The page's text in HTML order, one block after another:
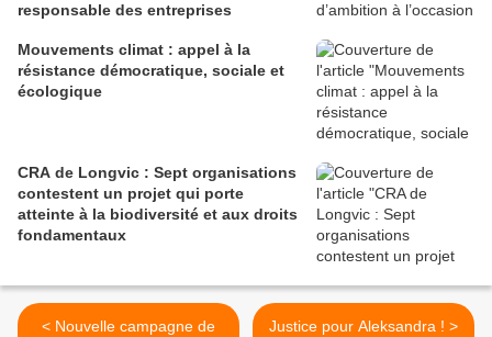
responsable des entreprises
Mouvements climat : appel à la
résistance démocratique, sociale et
écologique
CRA de Longvic : Sept organisations
contestent un projet qui porte
atteinte à la biodiversité et aux droits
fondamentaux
< Nouvelle campagne de
Justice pour Aleksandra ! >